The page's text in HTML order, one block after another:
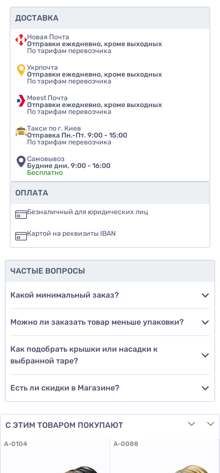
Рекомендуете ли вы этот товар
да
еще не знаю
Добавить отзыв
ДОСТАВКА
Новая Почта
Отправки ежедневно, кроме выходных
По тарифам перевозчика
Укрпочта
Отправки ежедневно, кроме выходных
По тарифам перевозчика
Meest Почта
Отправки ежедневно, кроме выходных
По тарифам перевозчика
Такси по г. Киев
Отправка Пн.-Пт. 9:00 - 15:00
По тарифам перевозчика
Самовывоз
Будние дни, 9:00 - 16:00
Бесплатно
ОПЛАТА
Безналичный для юридических лиц
Картой на реквизиты IBAN
ЧАСТЫЕ ВОПРОСЫ
Какой минимальный заказ?
Можно ли заказать товар меньше упаковки?
Как подобрать крышки или насадки к
выбранной таре?
Есть ли скидки в Магазине?
С ЭТИМ ТОВАРОМ ПОКУПАЮТ
A-0104 A-0088